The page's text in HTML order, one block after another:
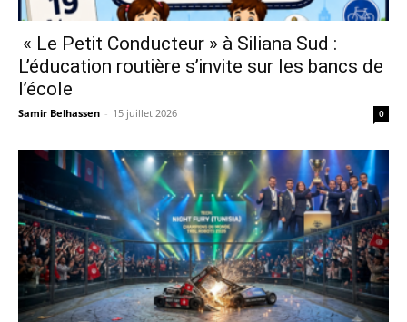
« Le Petit Conducteur » à Siliana Sud :
L’éducation routière s’invite sur les bancs de
l’école
Samir Belhassen - 15 juillet 2026 0